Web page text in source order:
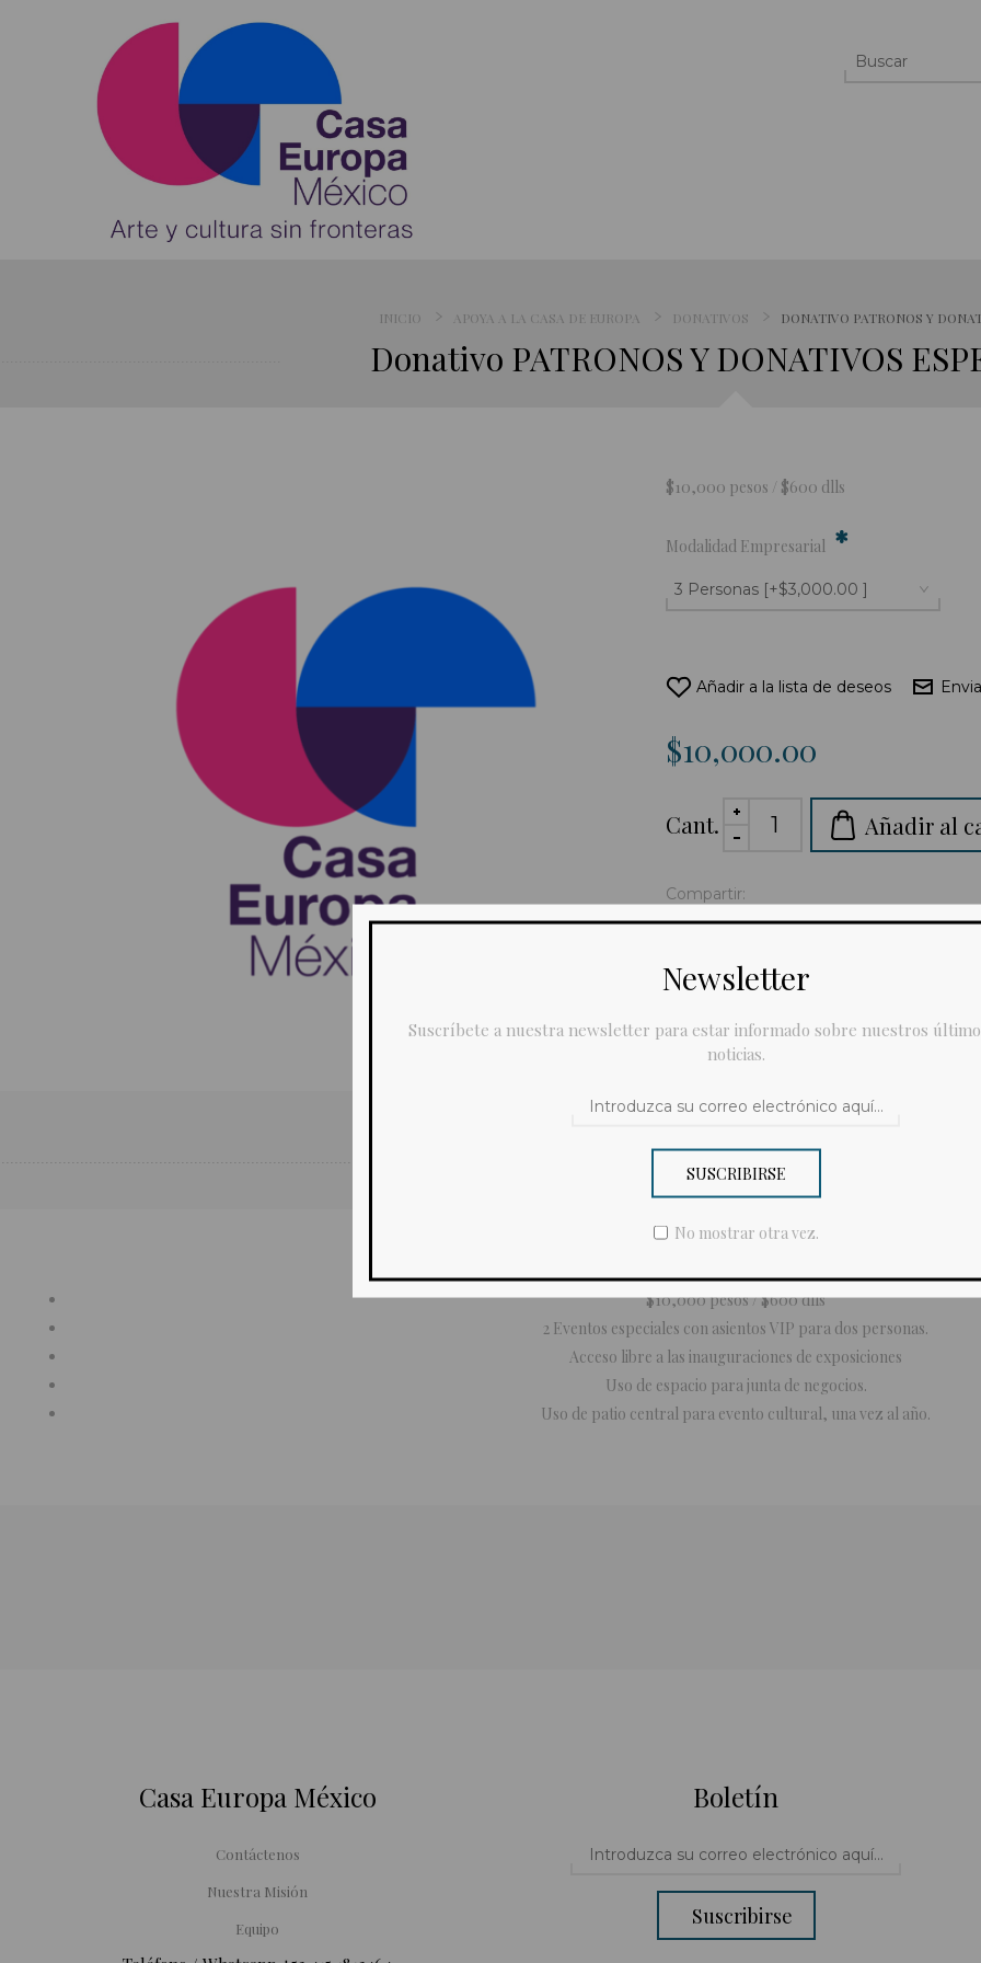
INICIO APOYA A LA CASA DE EUROPA DONATIVOS DONATIVO PATRONOS Y
Donativo PATRONOS Y DONATIVOS
$10,000 pesos / $600 dlls
Modalidad Empresarial *
Añadir a la lista de deseos
$10,000.00
Cant. Añadir al
Compartir:
Detalles Contáctanos
$10,000 pesos / $600 dlls
2 Eventos especiales con asientos VIP para dos personas.
Acceso libre a las inauguraciones de exposiciones
Uso de espacio para junta de negocios.
Uso de patio central para evento cultural, una vez al año.
Casa Europa México
Contáctenos
Nuestra Misión
Equipo
Boletín
Suscribirse
Newsletter
Suscríbete a nuestra newsletter para estar informado sobre nuestros
noticias.
SUSCRIBIRSE
No mostrar otra vez.